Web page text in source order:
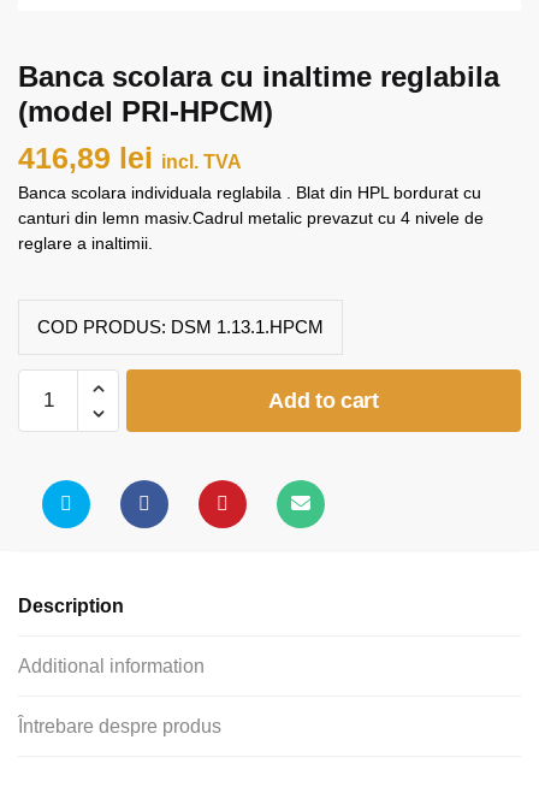
Banca scolara cu inaltime reglabila
(model PRI-HPCM)
416,89 lei incl. TVA
Banca scolara individuala reglabila . Blat din HPL bordurat cu
canturi din lemn masiv.Cadrul metalic prevazut cu 4 nivele de
reglare a inaltimii.
COD PRODUS: DSM 1.13.1.HPCM
scolara
reglabila
(model
quantity
Add to cart
Description
Additional information
Întrebare despre produs